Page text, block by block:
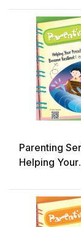
– 4 years old)
Parenting
Helping Your
Resilient 1
old)